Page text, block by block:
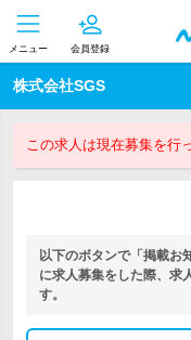
メニュー 会員登録
株式会社SGS
この求人は現在募集を行
以下のボタンで「掲載お
に求人募集をした際、求
す。